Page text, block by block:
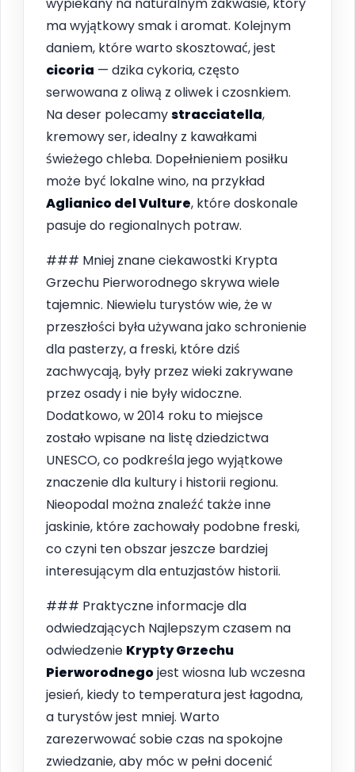
wypiekany na naturalnym zakwasie, który
ma wyjątkowy smak i aromat. Kolejnym
daniem, które warto skosztować, jest
cicoria — dzika cykoria, często
serwowana z oliwą z oliwek i czosnkiem.
Na deser polecamystracciatella,
kremowy ser, idealny z kawałkami
świeżego chleba. Dopełnieniem posiłku
może być lokalne wino, na przykład
Aglianico del Vulture, które doskonale
pasuje do regionalnych potraw.
### Mniej znane ciekawostki Krypta
Grzechu Pierworodnego skrywa wiele
tajemnic. Niewielu turystów wie, że w
przeszłości była używana jako schronienie
dla pasterzy, a freski, które dziś
zachwycają, były przez wieki zakrywane
przez osady i nie były widoczne.
Dodatkowo, w 2014 roku to miejsce
zostało wpisane na listę dziedzictwa
UNESCO, co podkreśla jego wyjątkowe
znaczenie dla kultury i historii regionu.
Nieopodal można znaleźć także inne
jaskinie, które zachowały podobne freski,
co czyni ten obszar jeszcze bardziej
interesującym dla entuzjastów historii.
### Praktyczne informacje dla
odwiedzających Najlepszym czasem na
odwiedzenie Krypty Grzechu
Pierworodnegojest wiosna lub wczesna
jesień, kiedy to temperatura jest łagodna,
a turystów jest mniej. Warto
zarezerwować sobie czas na spokojne
zwiedzanie, aby móc w pełni docenić